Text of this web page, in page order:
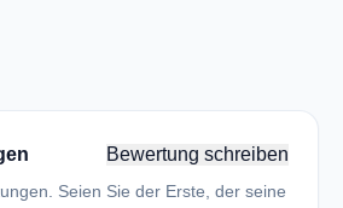
Bewertung schreiben
Seien Sie der Erste, der seine